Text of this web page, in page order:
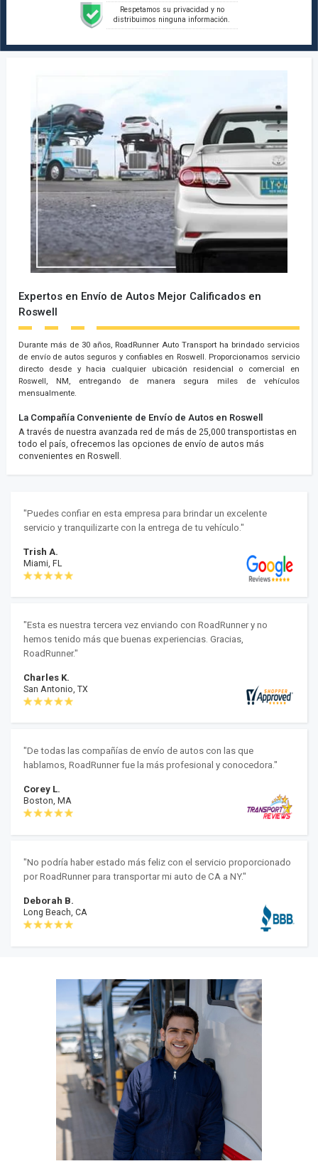
Respetamos su privacidad y no
distribuimos ninguna información.
Expertos en Envío de Autos Mejor Calificados en
Roswell
Durante más de 30 años, RoadRunner Auto Transport ha brindado servicios
de envío de autos seguros y confiables en Roswell. Proporcionamos servicio
directo desde y hacia cualquier ubicación residencial o comercial en
Roswell, NM, entregando de manera segura miles de vehículos
mensualmente.
La Compañía Conveniente de Envío de Autos en Roswell
A través de nuestra avanzada red de más de 25,000 transportistas en
todo el país, ofrecemos las opciones de envío de autos más
convenientes en Roswell.
"Puedes confiar en esta empresa para brindar un excelente
servicio y tranquilizarte con la entrega de tu vehículo."
Trish A.
Miami, FL
"Esta es nuestra tercera vez enviando con RoadRunner y no
hemos tenido más que buenas experiencias. Gracias,
RoadRunner."
Charles K.
San Antonio, TX
"De todas las compañías de envío de autos con las que
hablamos, RoadRunner fue la más profesional y conocedora."
Corey L.
Boston, MA
"No podría haber estado más feliz con el servicio proporcionado
por RoadRunner para transportar mi auto de CA a NY."
Deborah B.
Long Beach, CA